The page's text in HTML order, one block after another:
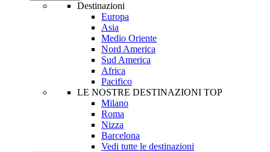
Destinazioni
Europa
Asia
Medio Oriente
Nord America
Sud America
Africa
Pacifico
LE NOSTRE DESTINAZIONI TOP
Milano
Roma
Nizza
Barcelona
Vedi tutte le destinazioni